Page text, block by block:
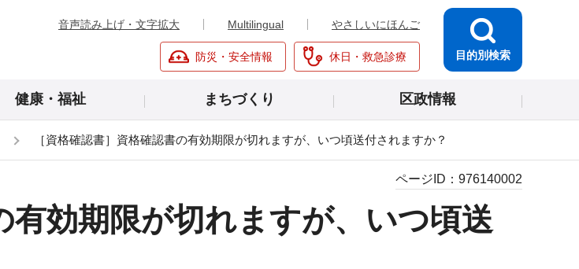
音声読み上げ・文字拡大 Multilingual やさしいにほんご
防災・安全情報 休日・救急診療 目的別検索
健康・福祉 まちづくり 区政情報
［資格確認書］資格確認書の有効期限が切れますが、いつ頃送付されますか？
有効期限が切れますが、いつ頃送
ページID： 976140002